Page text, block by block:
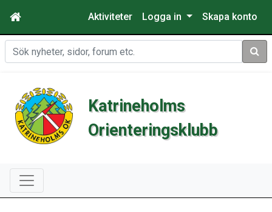
Aktiviteter Logga in Skapa konto
Sök
Katrineholms
Orienteringsklubb